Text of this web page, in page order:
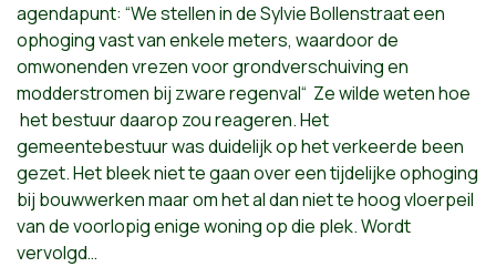
agendapunt: “We stellen in de Sylvie Bollenstraat een
ophoging vast van enkele meters, waardoor de
omwonenden vrezen voor grondverschuiving en
modderstromen bij zware regenval“ Ze wilde weten hoe
het bestuur daarop zou reageren. Het
gemeentebestuur was duidelijk op het verkeerde been
gezet. Het bleek niet te gaan over een tijdelijke ophoging
bij bouwwerken maar om het al dan niet te hoog vloerpeil
van de voorlopig enige woning op die plek. Wordt
vervolgd…